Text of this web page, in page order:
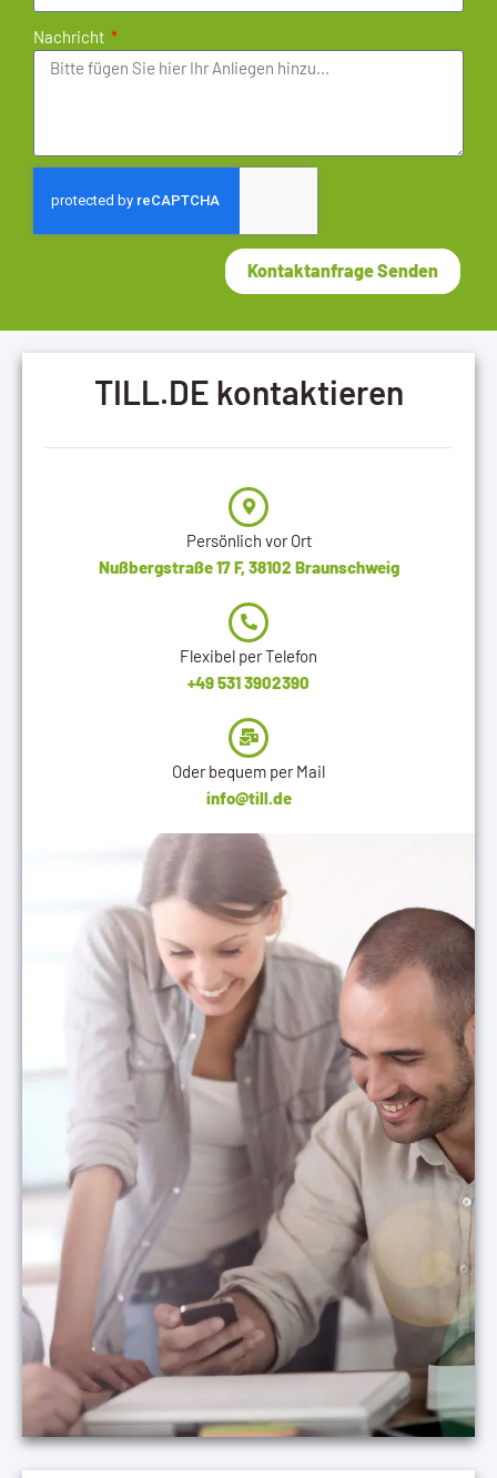
Nachricht
Kontaktanfrage Senden
TILL.DE kontaktieren
Persönlich vor Ort
Nußbergstraße 17 F, 38102 Braunschweig
Flexibel per Telefon
+49 531 3902390
Oder bequem per Mail
info@till.de